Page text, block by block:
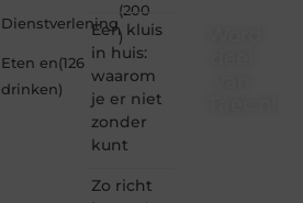
Dienstverlening
(200
)
Eten en
drinken
(126
)
Een kluis
in huis:
waarom
je er niet
zonder
kunt
Zo richt